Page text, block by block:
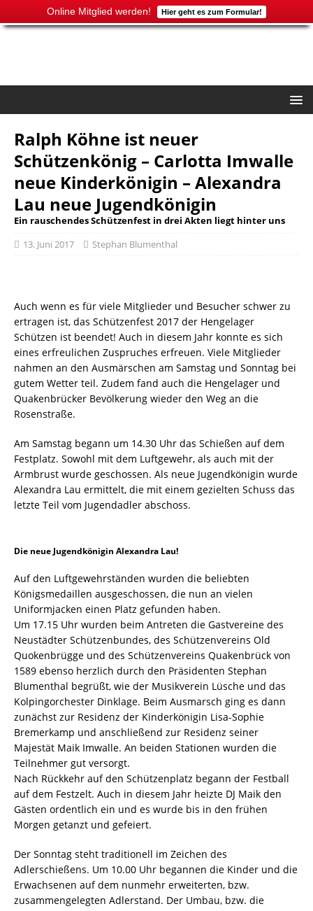
Online Mitglied werden! Hier geht es zum Formular!
Ralph Köhne ist neuer
Schützenkönig – Carlotta Imwalle
neue Kinderkönigin – Alexandra
Lau neue Jugendkönigin
Ein rauschendes Schützenfest in drei Akten liegt hinter uns
13. Juni 2017
Stephan Blumenthal
Auch wenn es für viele Mitglieder und Besucher schwer zu
ertragen ist, das Schützenfest 2017 der Hengelager
Schützen ist beendet! Auch in diesem Jahr konnte es sich
eines erfreulichen Zuspruches erfreuen. Viele Mitglieder
nahmen an den Ausmärschen am Samstag und Sonntag bei
gutem Wetter teil. Zudem fand auch die Hengelager und
Quakenbrücker Bevölkerung wieder den Weg an die
Rosenstraße.
Am Samstag begann um 14.30 Uhr das Schießen auf dem
Festplatz. Sowohl mit dem Luftgewehr, als auch mit der
Armbrust wurde geschossen. Als neue Jugendkönigin wurde
Alexandra Lau ermittelt, die mit einem gezielten Schuss das
letzte Teil vom Jugendadler abschoss.
Die neue Jugendkönigin Alexandra Lau!
Auf den Luftgewehrständen wurden die beliebten
Königsmedaillen ausgeschossen, die nun an vielen
Uniformjacken einen Platz gefunden haben.
Um 17.15 Uhr wurden beim Antreten die Gastvereine des
Neustädter Schützenbundes, des Schützenvereins Old
Quokenbrügge und des Schützenvereins Quakenbrück von
1589 ebenso herzlich durch den Präsidenten Stephan
Blumenthal begrüßt, wie der Musikverein Lüsche und das
Kolpingorchester Dinklage. Beim Ausmarsch ging es dann
zunächst zur Residenz der Kinderkönigin Lisa-Sophie
Bremerkamp und anschließend zur Residenz seiner
Majestät Maik Imwalle. An beiden Stationen wurden die
Teilnehmer gut versorgt.
Nach Rückkehr auf den Schützenplatz begann der Festball
auf dem Festzelt. Auch in diesem Jahr heizte DJ Maik den
Gästen ordentlich ein und es wurde bis in den frühen
Morgen getanzt und gefeiert.
Der Sonntag steht traditionell im Zeichen des
Adlerschießens. Um 10.00 Uhr begannen die Kinder und die
Erwachsenen auf dem nunmehr erweiterten, bzw.
zusammengelegten Adlerstand. Der Umbau, bzw. die